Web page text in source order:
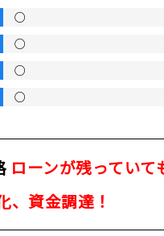
○
○
○
○
ローンが残っていて
、資金調達！